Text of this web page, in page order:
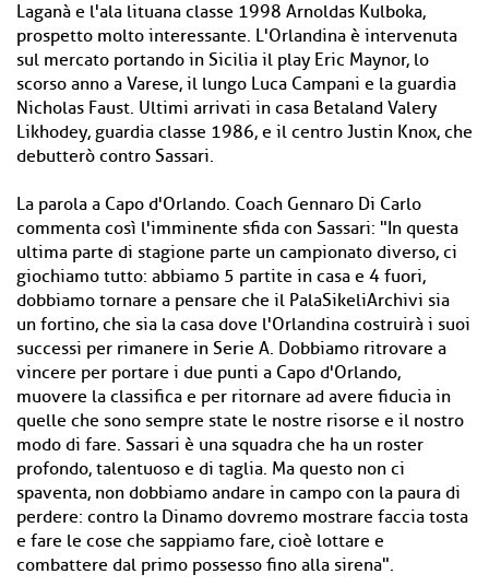
Laganà e l'ala lituana classe 1998 Arnoldas Kulboka,
prospetto molto interessante. L'Orlandina è intervenuta
sul mercato portando in Sicilia il play Eric Maynor, lo
scorso anno a Varese, il lungo Luca Campani e la guardia
Nicholas Faust. Ultimi arrivati in casa Betaland Valery
Likhodey, guardia classe 1986, e il centro Justin Knox, che
debutterò contro Sassari.
La parola a Capo d'Orlando. Coach Gennaro Di Carlo
commenta così l'imminente sfida con Sassari: "In questa
ultima parte di stagione parte un campionato diverso, ci
giochiamo tutto: abbiamo 5 partite in casa e 4 fuori,
dobbiamo tornare a pensare che il PalaSikeliArchivi sia
un fortino, che sia la casa dove l'Orlandina costruirà i suoi
successi per rimanere in Serie A. Dobbiamo ritrovare a
vincere per portare i due punti a Capo d'Orlando,
muovere la classifica e per ritornare ad avere fiducia in
quelle che sono sempre state le nostre risorse e il nostro
modo di fare. Sassari è una squadra che ha un roster
profondo, talentuoso e di taglia. Ma questo non ci
spaventa, non dobbiamo andare in campo con la paura di
perdere: contro la Dinamo dovremo mostrare faccia tosta
e fare le cose che sappiamo fare, cioè lottare e
combattere dal primo possesso fino alla sirena".